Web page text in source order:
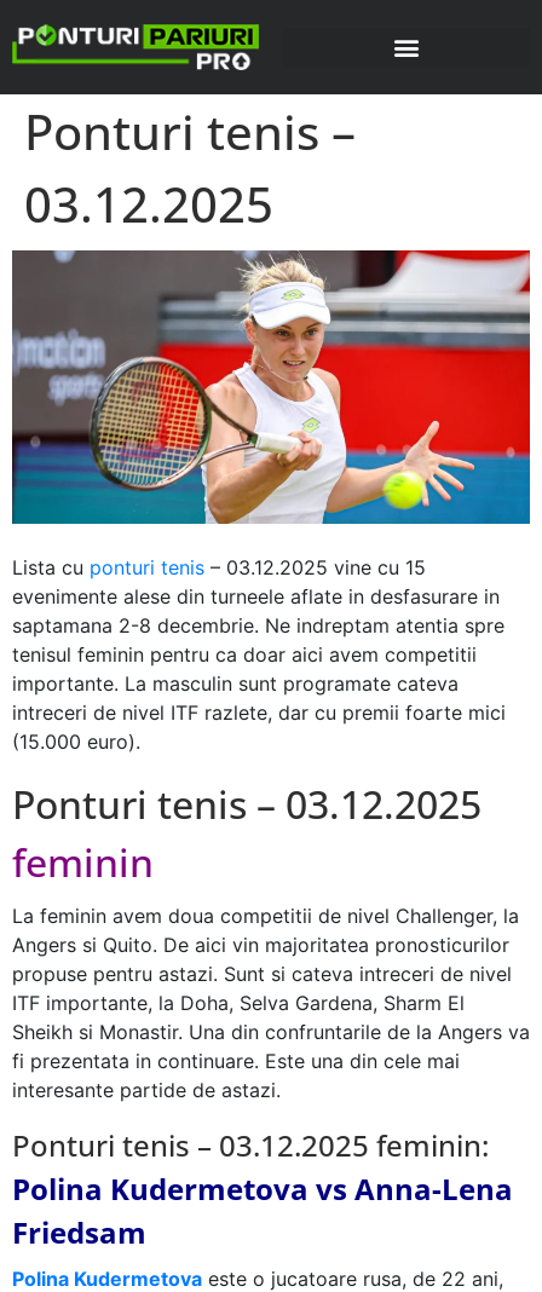
Ponturi tenis –
03.12.2025
Lista cu ponturi tenis – 03.12.2025 vine cu 15
evenimente alese din turneele aflate in desfasurare in
saptamana 2-8 decembrie. Ne indreptam atentia spre
tenisul feminin pentru ca doar aici avem competitii
importante. La masculin sunt programate cateva
intreceri de nivel ITF razlete, dar cu premii foarte mici
(15.000 euro).
Ponturi tenis – 03.12.2025
feminin
La feminin avem doua competitii de nivel Challenger, la
Angers si Quito. De aici vin majoritatea pronosticurilor
propuse pentru astazi. Sunt si cateva intreceri de nivel
ITF importante, la Doha, Selva Gardena, Sharm El
Sheikh si Monastir. Una din confruntarile de la Angers va
fi prezentata in continuare. Este una din cele mai
interesante partide de astazi.
Ponturi tenis – 03.12.2025 feminin:
Polina Kudermetova vs Anna-Lena
Friedsam
Polina Kudermetova este o jucatoare rusa, de 22 ani,